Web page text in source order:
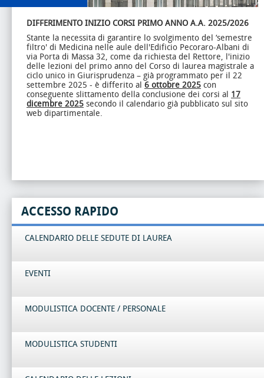
DIFFERIMENTO INIZIO CORSI PRIMO ANNO A.A. 2025/2026
Stante la necessita di garantire lo svolgimento del ‘semestre
filtro' di Medicina nelle aule dell'Edificio Pecoraro-Albani di
via Porta di Massa 32, come da richiesta del Rettore, l'inizio
delle lezioni del primo anno del Corso di laurea magistrale a
ciclo unico in Giurisprudenza – già programmato per il 22
settembre 2025 - è differito al 6 ottobre 2025 con
conseguente slittamento della conclusione dei corsi al 17
dicembre 2025 secondo il calendario già pubblicato sul sito
web dipartimentale.
ACCESSO RAPIDO
CALENDARIO DELLE SEDUTE DI LAUREA
EVENTI
MODULISTICA DOCENTE / PERSONALE
MODULISTICA STUDENTI